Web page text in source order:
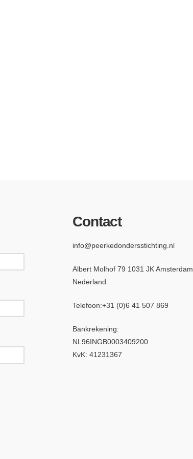
Contact
info@peerkedondersstichting.nl
Albert Molhof 79 1031 JK Amsterdam
Nederland.
Telefoon:+31 (0)6 41 507 869
Bankrekening:
NL96INGB0003409200
KvK: 41231367